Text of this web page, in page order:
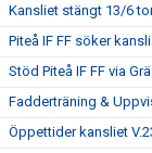
Kansliet stängt 13/6
Piteå IF FF söker
Stöd Piteå IF FF via
Fadderträning &
Öppettider kansliet